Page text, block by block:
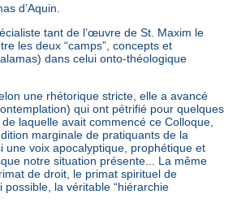
d’Aquin.
tant de l’œuvre de St. Maxim le
les deux “camps”, concepts et
dans celui onto-théologique
une rhétorique stricte, elle a avancé
qui ont pétrifié pour quelques
laquelle avait commencé ce Colloque,
marginale de pratiquants de la
voix apocalyptique, prophétique et
notre situation présente... La même
de droit, le primat spirituel de
la véritable “hiérarchie